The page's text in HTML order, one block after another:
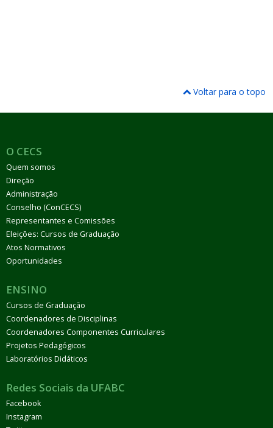
Voltar para o topo
O CECS
Quem somos
Direção
Administração
Conselho (ConCECS)
Representantes e Comissões
Eleições: Cursos de Graduação
Atos Normativos
Oportunidades
ENSINO
Cursos de Graduação
Coordenadores de Disciplinas
Coordenadores Componentes Curriculares
Projetos Pedagógicos
Laboratórios Didáticos
Redes Sociais da UFABC
Facebook
Instagram